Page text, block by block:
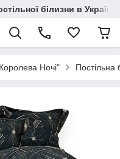
білизни в Україні
Ночі" Постільна